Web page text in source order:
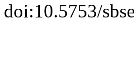
doi:10.5753/